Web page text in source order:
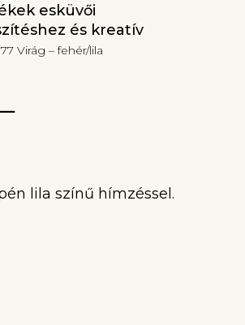
esküvői
és kreatív
Virág – fehér/lila
lila színű hímzéssel.